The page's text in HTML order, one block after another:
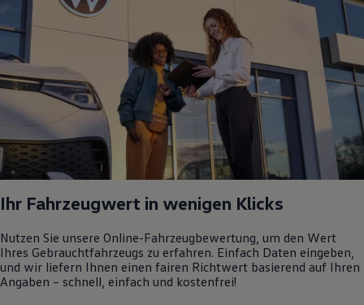
Ihr Fahrzeugwert in wenigen Klicks
Nutzen Sie unsere Online-Fahrzeugbewertung, um den Wert
Ihres Gebrauchtfahrzeugs zu erfahren. Einfach Daten eingeben,
und wir liefern Ihnen einen fairen Richtwert basierend auf Ihren
Angaben – schnell, einfach und kostenfrei!